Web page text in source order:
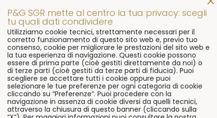
© 2026 P&G SGR s.p.a Via Flaminia, 491 00191 Rome, Italy
P.Iva 07906081000
Ph.+39 06 3322 7611 Fax.+39 06 9296 3511
Cookie Policy
Preferenze
Privacy policy ESG StatementSFDR StatementTrasparenza
Whistleblowing
P&G SGR mette al centro la tua privacy: scegli
tu quali dati condividere
Utilizziamo cookie tecnici, strettamente necessari per il
corretto funzionamento di questo sito web e, previo tuo
consenso, cookie per migliorare le prestazioni del sito web e
la tua esperienza di navigazione. Questi cookie possono
essere di prima parte (cioè gestiti direttamente da noi) o
di terze parti (cioè gestiti da terze parti di fiducia). Puoi
scegliere se accettare tutti i cookie oppure puoi
selezionare le tue preferenze per ogni categoria di cookie
cliccando su “Preferenze”. Puoi procedere con la
navigazione in assenza di cookie diversi da quelli tecnici,
attraverso la chiusura di questo banner (cliccando sulla